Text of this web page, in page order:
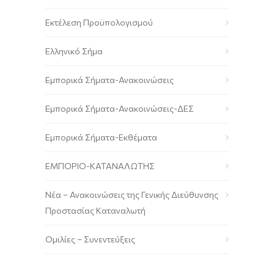
Εκτέλεση Προϋπολογισμού
Ελληνικό Σήμα
Εμπορικά Σήματα-Ανακοινώσεις
Εμπορικά Σήματα-Ανακοινώσεις-ΔΕΣ
Εμπορικά Σήματα-Εκθέματα
ΕΜΠΟΡΙΟ-ΚΑΤΑΝΑΛΩΤΗΣ
Νέα – Ανακοινώσεις της Γενικής Διεύθυνσης
Προστασίας Καταναλωτή
Ομιλίες – Συνεντεύξεις